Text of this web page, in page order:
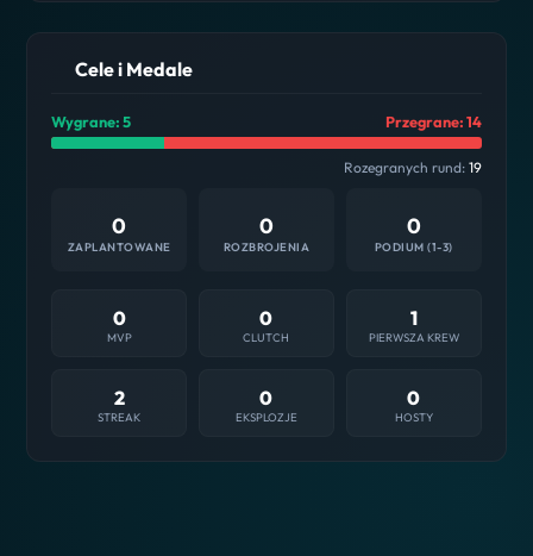
Cele i Medale
Wygrane: 5 Przegrane: 14
Rozegranych rund: 19
0
ZAPLANTOWANE
0
ROZBROJENIA
0
PODIUM (1-3)
0
MVP
0
CLUTCH
1
PIERWSZA KREW
2
STREAK
0
EKSPLOZJE
0
HOSTY